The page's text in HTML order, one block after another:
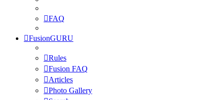
FAQ
FusionGURU
Rules
Fusion FAQ
Articles
Photo Gallery